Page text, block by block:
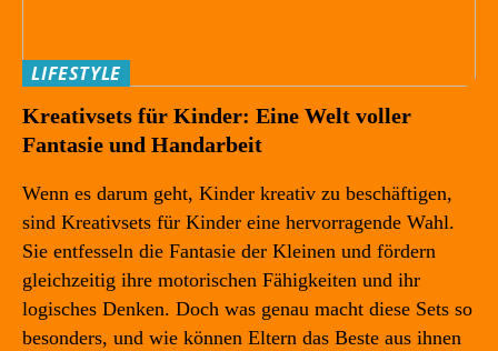
LIFESTYLE
Kreativsets für Kinder: Eine Welt voller
Fantasie und Handarbeit
Wenn es darum geht, Kinder kreativ zu beschäftigen,
sind Kreativsets für Kinder eine hervorragende Wahl.
Sie entfesseln die Fantasie der Kleinen und fördern
gleichzeitig ihre motorischen Fähigkeiten und ihr
logisches Denken. Doch was genau macht diese Sets so
besonders, und wie können Eltern das Beste aus ihnen